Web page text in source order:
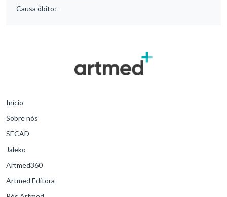
Causa óbito: -
Início
Sobre nós
SECAD
Jaleko
Artmed360
Artmed Editora